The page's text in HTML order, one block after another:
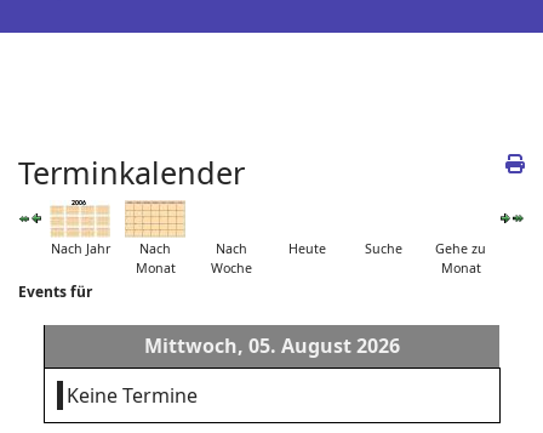
Terminkalender
Nach Jahr
Nach
Monat
Nach
Woche
Heute Suche
Gehe zu
Monat
Events für
Mittwoch, 05. August 2026
Keine Termine